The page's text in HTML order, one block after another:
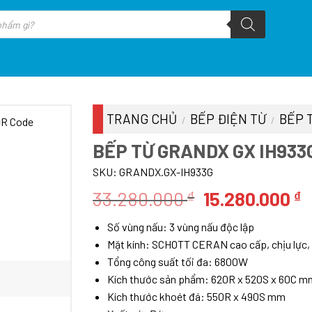
TRANG CHỦ / BẾP ĐIỆN TỪ / BẾP
BẾP TỪ GRANDX GX
SKU: GRANDX.GX-IH933G
33.280.000₫ Giá
gốc
là:
33.280.000 ₫.
15.280.000 ₫
Số vùng nấu: 3 vùng nấu độc lập
Mặt kính: SCHOTT CERAN cao cấp, chịu
Tổng công suất tối đa: 6800W
Kích thước sản phẩm: 620R x 520S x 60C
Kích thước khoét đá: 550R x 490S mm